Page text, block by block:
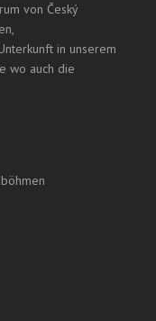
von Český
in unserem
wo auch die